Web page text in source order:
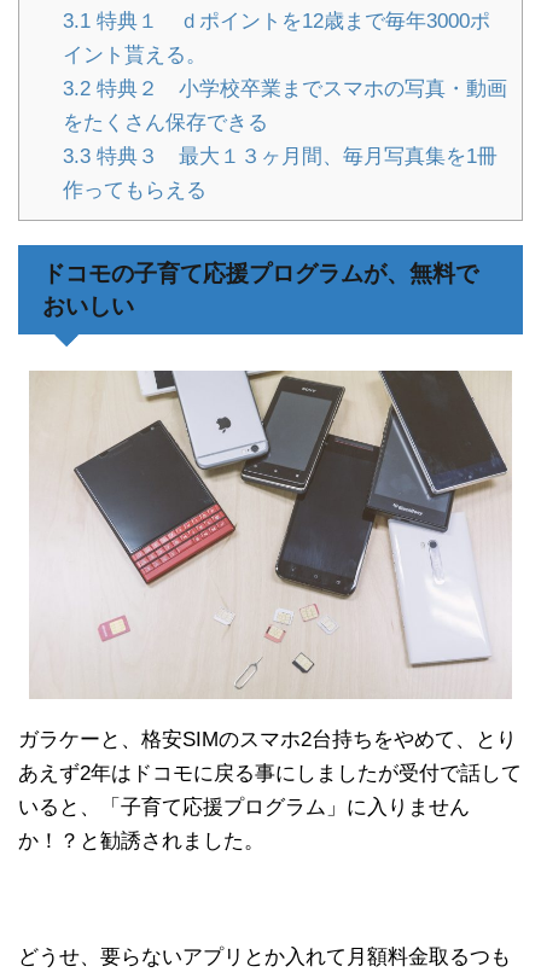
3.1特典１ ｄポイントを12歳まで毎年3000ポ
イント貰える。
3.2特典２ 小学校卒業までスマホの写真・動画
をたくさん保存できる
3.3特典３ 最大１３ヶ月間、毎月写真集を1冊
作ってもらえる
ドコモの子育て応援プログラムが、無料で
おいしい
ガラケーと、格安SIMのスマホ2台持ちをやめて、とり
あえず2年はドコモに戻る事にしましたが受付で話して
いると、「子育て応援プログラム」に入りません
か！？と勧誘されました。
どうせ、要らないアプリとか入れて月額料金取るつも